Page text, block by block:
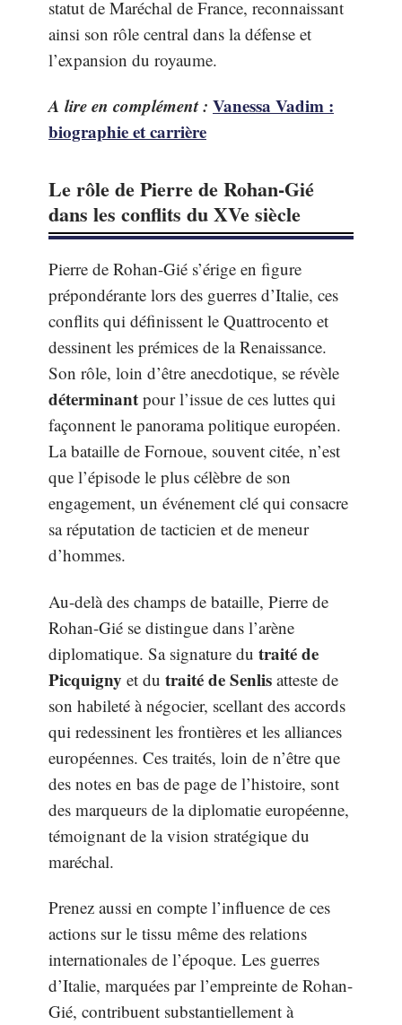
statut de Maréchal de France, reconnaissant
ainsi son rôle central dans la défense et
l’expansion du royaume.
A lire en complément : Vanessa Vadim :
biographie et carrière
Le rôle de Pierre de Rohan-Gié
dans les conflits du XVe siècle
Pierre de Rohan-Gié s’érige en figure
prépondérante lors des guerres d’Italie, ces
conflits qui définissent le Quattrocento et
dessinent les prémices de la Renaissance.
Son rôle, loin d’être anecdotique, se révèle
déterminant pour l’issue de ces luttes qui
façonnent le panorama politique européen.
La bataille de Fornoue, souvent citée, n’est
que l’épisode le plus célèbre de son
engagement, un événement clé qui consacre
sa réputation de tacticien et de meneur
d’hommes.
Au-delà des champs de bataille, Pierre de
Rohan-Gié se distingue dans l’arène
diplomatique. Sa signature du traité de
Picquigny et du traité de Senlis atteste de
son habileté à négocier, scellant des accords
qui redessinent les frontières et les alliances
européennes. Ces traités, loin de n’être que
des notes en bas de page de l’histoire, sont
des marqueurs de la diplomatie européenne,
témoignant de la vision stratégique du
maréchal.
Prenez aussi en compte l’influence de ces
actions sur le tissu même des relations
internationales de l’époque. Les guerres
d’Italie, marquées par l’empreinte de Rohan-
Gié, contribuent substantiellement à